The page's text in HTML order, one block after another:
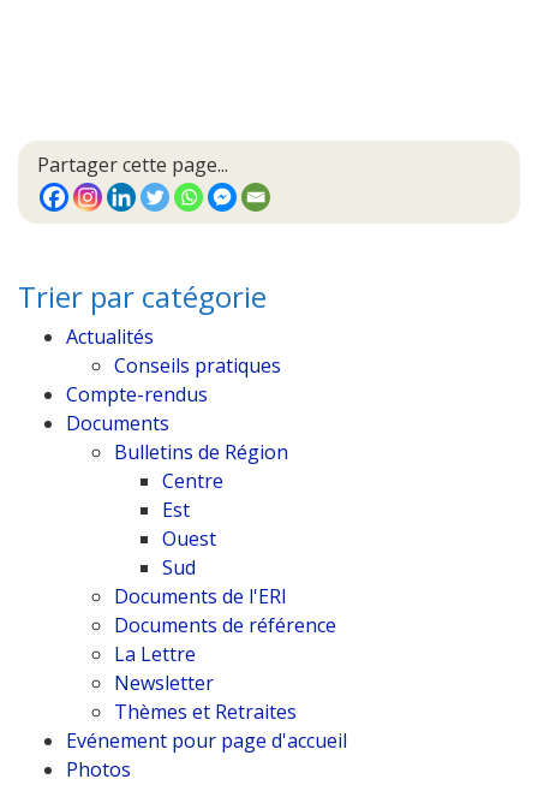
Partager cette page...
Trier par catégorie
Actualités
Conseils pratiques
Compte-rendus
Documents
Bulletins de Région
Centre
Est
Ouest
Sud
Documents de l'ERI
Documents de référence
La Lettre
Newsletter
Thèmes et Retraites
Evénement pour page d'accueil
Photos